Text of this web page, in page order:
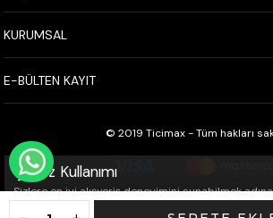
KURUMSAL
E-BÜLTEN KAYIT
© 2019 Ticimax - Tüm hakları
Çerez Kullanımı
Sizlere en iyi alışveriş deneyimini sunabilmek adına